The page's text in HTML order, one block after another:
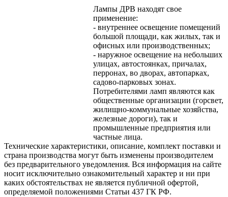
Лампы ДРВ находят свое
применение:
- внутреннее освещение помещений
большой площади, как жилых, так и
офисных или производственных;
- наружное освещение на небольших
улицах, автостоянках, причалах,
перронах, во дворах, автопарках,
садово-парковых зонах.
Потребителями ламп являются как
общественные организации (горсвет,
жилищно-коммунальные хозяйства,
железные дороги), так и
промышленные предприятия или
частные лица.
Технические характеристики, описание, комплект поставки и
страна производства могут быть изменены производителем
без предварительного уведомления. Вся информация на сайте
носит исключительно ознакомительный характер и ни при
каких обстоятельствах не является публичной офертой,
определяемой положениями Статьи 437 ГК РФ.